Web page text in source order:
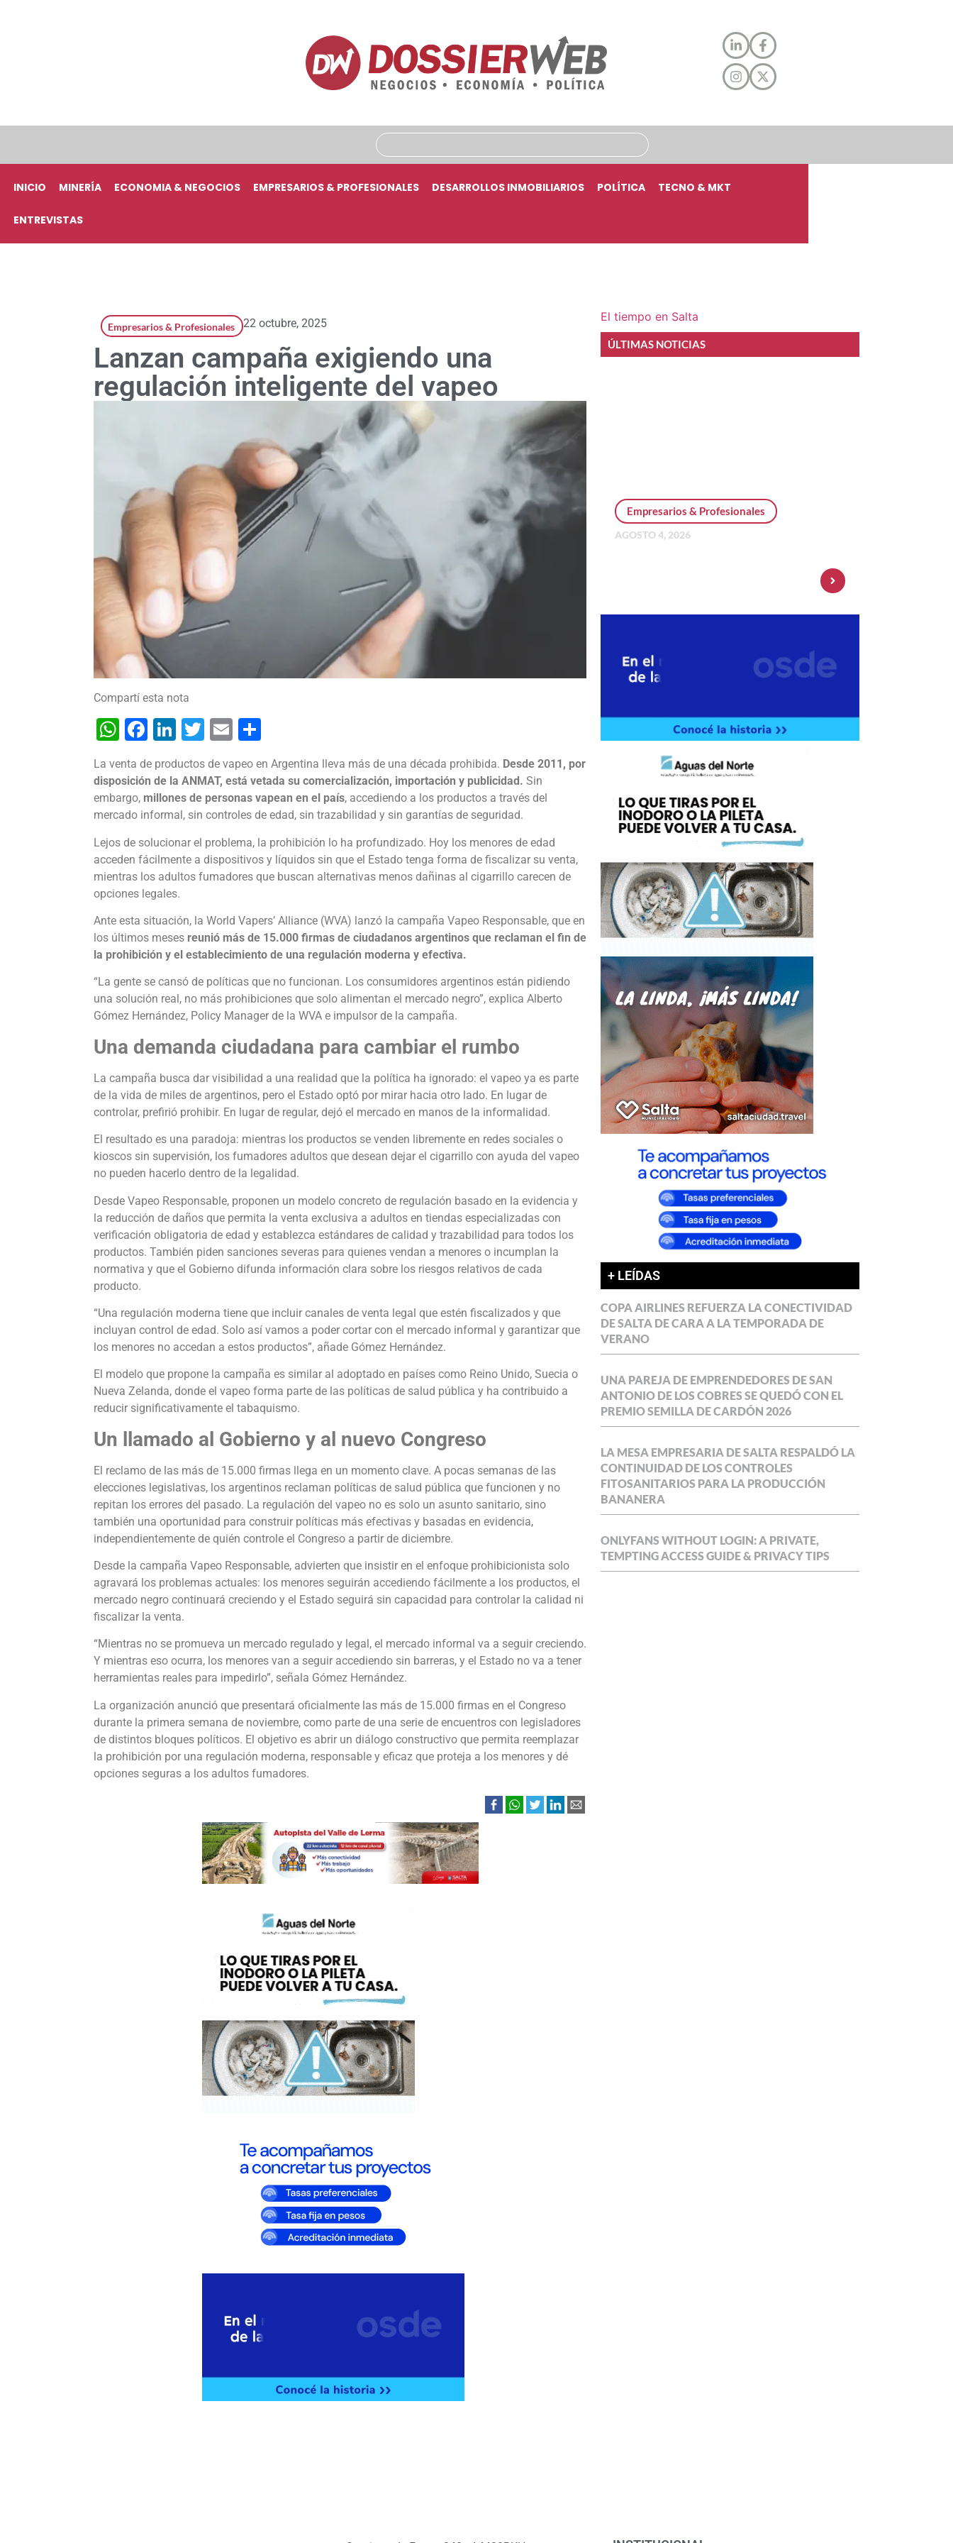
INICIO MINERÍA ECONOMIA & NEGOCIOS EMPRESARIOS & PROFESIONALES DESARROLLOS INMOBILIARIOS POLÍTICA TECNO & MKT
ENTREVISTAS
Empresarios & Profesionales 22 octubre, 2025
Lanzan campaña exigiendo una
regulación inteligente del vapeo
Compartí esta nota
WhatsApp
Facebook
LinkedIn
Twitter
Email
La venta de productos de vapeo en Argentina lleva más de una década prohibida. Desde 2011, por
disposición de la ANMAT, está vetada su comercialización, importación y publicidad. Sin
embargo, millones de personas vapean en el país, accediendo a los productos a través del
mercado informal, sin controles de edad, sin trazabilidad y sin garantías de seguridad.
Lejos de solucionar el problema, la prohibición lo ha profundizado. Hoy los menores de edad
acceden fácilmente a dispositivos y líquidos sin que el Estado tenga forma de fiscalizar su venta,
mientras los adultos fumadores que buscan alternativas menos dañinas al cigarrillo carecen de
opciones legales.
Ante esta situación, la World Vapers’ Alliance (WVA) lanzó la campaña Vapeo Responsable, que en
los últimos meses reunió más de 15.000 firmas de ciudadanos argentinos que reclaman el fin de
la prohibición y el establecimiento de una regulación moderna y efectiva.
“La gente se cansó de políticas que no funcionan. Los consumidores argentinos están pidiendo
una solución real, no más prohibiciones que solo alimentan el mercado negro”, explica Alberto
Gómez Hernández, Policy Manager de la WVA e impulsor de la campaña.
Una demanda ciudadana para cambiar el rumbo
La campaña busca dar visibilidad a una realidad que la política ha ignorado: el vapeo ya es parte
de la vida de miles de argentinos, pero el Estado optó por mirar hacia otro lado. En lugar de
controlar, prefirió prohibir. En lugar de regular, dejó el mercado en manos de la informalidad.
El resultado es una paradoja: mientras los productos se venden libremente en redes sociales o
kioscos sin supervisión, los fumadores adultos que desean dejar el cigarrillo con ayuda del vapeo
no pueden hacerlo dentro de la legalidad.
Desde Vapeo Responsable, proponen un modelo concreto de regulación basado en la evidencia y
la reducción de daños que permita la venta exclusiva a adultos en tiendas especializadas con
verificación obligatoria de edad y establezca estándares de calidad y trazabilidad para todos los
productos. También piden sanciones severas para quienes vendan a menores o incumplan la
normativa y que el Gobierno difunda información clara sobre los riesgos relativos de cada
producto.
“Una regulación moderna tiene que incluir canales de venta legal que estén fiscalizados y que
incluyan control de edad. Solo así vamos a poder cortar con el mercado informal y garantizar que
los menores no accedan a estos productos”, añade Gómez Hernández.
El modelo que propone la campaña es similar al adoptado en países como Reino Unido, Suecia o
Nueva Zelanda, donde el vapeo forma parte de las políticas de salud pública y ha contribuido a
reducir significativamente el tabaquismo.
Un llamado al Gobierno y al nuevo Congreso
El reclamo de las más de 15.000 firmas llega en un momento clave. A pocas semanas de las
elecciones legislativas, los argentinos reclaman políticas de salud pública que funcionen y no
repitan los errores del pasado. La regulación del vapeo no es solo un asunto sanitario, sino
también una oportunidad para construir políticas más efectivas y basadas en evidencia,
independientemente de quién controle el Congreso a partir de diciembre.
Desde la campaña Vapeo Responsable, advierten que insistir en el enfoque prohibicionista solo
agravará los problemas actuales: los menores seguirán accediendo fácilmente a los productos, el
mercado negro continuará creciendo y el Estado seguirá sin capacidad para controlar la calidad ni
fiscalizar la venta.
“Mientras no se promueva un mercado regulado y legal, el mercado informal va a seguir creciendo.
Y mientras eso ocurra, los menores van a seguir accediendo sin barreras, y el Estado no va a tener
herramientas reales para impedirlo”, señala Gómez Hernández.
La organización anunció que presentará oficialmente las más de 15.000 firmas en el Congreso
durante la primera semana de noviembre, como parte de una serie de encuentros con legisladores
de distintos bloques políticos. El objetivo es abrir un diálogo constructivo que permita reemplazar
la prohibición por una regulación moderna, responsable y eficaz que proteja a los menores y dé
opciones seguras a los adultos fumadores.
El tiempo en Salta
ÚLTIMAS NOTICIAS
Empresarios & Profesionales
AGOSTO 4, 2026
+ LEÍDAS
COPA AIRLINES REFUERZA LA CONECTIVIDAD
DE SALTA DE CARA A LA TEMPORADA DE
VERANO
UNA PAREJA DE EMPRENDEDORES DE SAN
ANTONIO DE LOS COBRES SE QUEDÓ CON EL
PREMIO SEMILLA DE CARDÓN 2026
LA MESA EMPRESARIA DE SALTA RESPALDÓ LA
CONTINUIDAD DE LOS CONTROLES
FITOSANITARIOS PARA LA PRODUCCIÓN
BANANERA
ONLYFANS WITHOUT LOGIN: A PRIVATE,
TEMPTING ACCESS GUIDE & PRIVACY TIPS